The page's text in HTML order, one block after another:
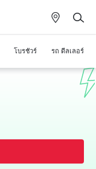
โบรชัวร์ รถ ดีลเลอร์